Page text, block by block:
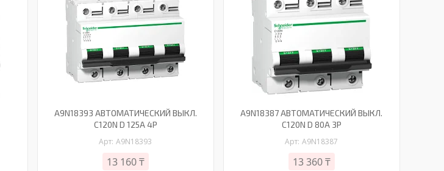
A9N18393 АВТОМАТИЧЕСКИЙ ВЫКЛ.
C120N D 125A 4P
A9N18393
13 160 ₸
A9N18387 АВТОМАТИЧЕСКИЙ ВЫКЛ.
C120N D 80A 3P
A9N18387
13 360 ₸